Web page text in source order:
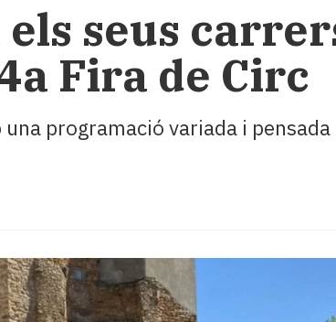
seus
Fira de Circ
programació variada i